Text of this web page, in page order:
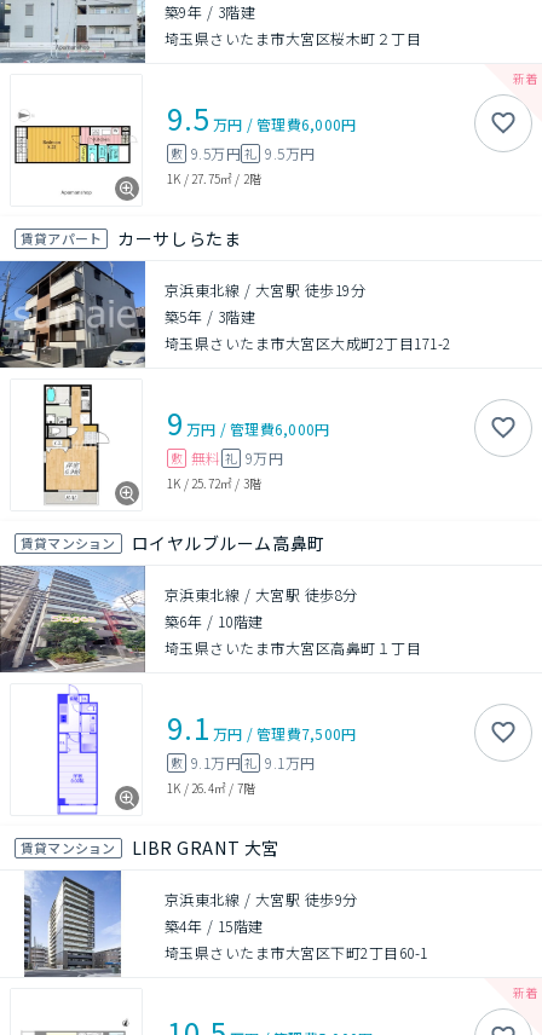
築9年 / 3階建
埼玉県さいたま市大宮区桜木町２丁目
9.5 万円 /管理費6,000円
敷 9.5万円礼 9.5万円
1K / 27.75㎡ / 2階
賃貸アパート カーサしらたま
京浜東北線 / 大宮駅 徒歩19分
築5年 / 3階建
埼玉県さいたま市大宮区大成町2丁目171-2
9 万円 /管理費6,000円
敷 無料 礼 9万円
1K / 25.72㎡ / 3階
賃貸マンション ロイヤルブルーム高鼻町
京浜東北線 / 大宮駅 徒歩8分
築6年 / 10階建
埼玉県さいたま市大宮区高鼻町１丁目
9.1 万円 /管理費7,500円
敷 9.1万円礼 9.1万円
1K / 26.4㎡ / 7階
賃貸マンション LIBR GRANT 大宮
京浜東北線 / 大宮駅 徒歩9分
築4年 / 15階建
埼玉県さいたま市大宮区下町2丁目60-1